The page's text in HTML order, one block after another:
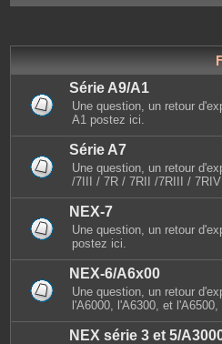
Série A9/A1
Une question, un retour
A1 postez ici.
Série A7
Une question, un retour
/7III / 7R / 7RII /7RIII /
NEX-7
Une question, un retour
postez ici.
NEX-6/A6x00
Une question, un retour
l'A6000, l'A6300, et
NEX série 3 et 5/